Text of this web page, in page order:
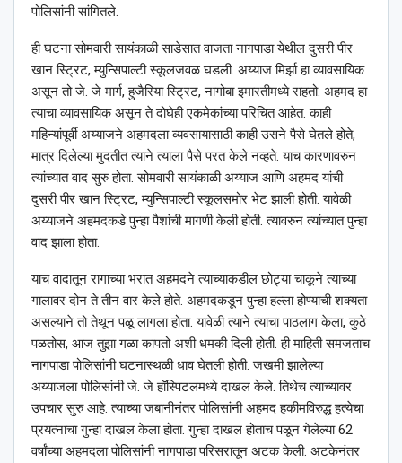
पोलिसांनी सांगितले.
ही घटना सोमवारी सायंकाळी साडेसात वाजता नागपाडा येथील दुसरी पीर
खान स्ट्रिट, म्युन्सिपाल्टी स्कूलजवळ घडली. अय्याज मिर्झा हा व्यावसायिक
असून तो जे. जे मार्ग, हुजैरिया स्ट्रिट, नागोबा इमारतीमध्ये राहतो. अहमद हा
त्याचा व्यावसायिक असून ते दोघेही एकमेकांच्या परिचित आहेत. काही
महिन्यांपूर्वी अय्याजने अहमदला व्यवसायासाठी काही उसने पैसे घेतले होते,
मात्र दिलेल्या मुदतीत त्याने त्याला पैसे परत केले नव्हते. याच कारणावरुन
त्यांच्यात वाद सुरु होता. सोमवारी सायंकाळी अय्याज आणि अहमद यांची
दुसरी पीर खान स्ट्रिट, म्युन्सिपाल्टी स्कूलसमोर भेट झाली होती. यावेळी
अय्याजने अहमदकडे पुन्हा पैशांची मागणी केली होती. त्यावरुन त्यांच्यात पुन्हा
वाद झाला होता.
याच वादातून रागाच्या भरात अहमदने त्याच्याकडील छोट्या चाकूने त्याच्या
गालावर दोन ते तीन वार केले होते. अहमदकडून पुन्हा हल्ला होण्याची शक्यता
असल्याने तो तेथून पळू लागला होता. यावेळी त्याने त्याचा पाठलाग केला, कुठे
पळतोस, आज तुझा गळा कापतो अशी धमकी दिली होती. ही माहिती समजताच
नागपाडा पोलिसांनी घटनास्थळी धाव घेतली होती. जखमी झालेल्या
अय्याजला पोलिसांनी जे. जे हॉस्पिटलमध्ये दाखल केले. तिथेच त्याच्यावर
उपचार सुरु आहे. त्याच्या जबानीनंतर पोलिसांनी अहमद हकीमविरुद्ध हत्येचा
प्रयत्नाचा गुन्हा दाखल केला होता. गुन्हा दाखल होताच पळून गेलेल्या 62
वर्षांच्या अहमदला पोलिसांनी नागपाडा परिसरातून अटक केली. अटकेनंतर